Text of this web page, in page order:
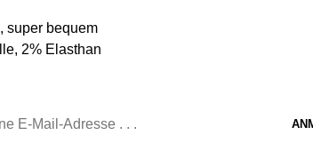
super bequem
2% Elasthan